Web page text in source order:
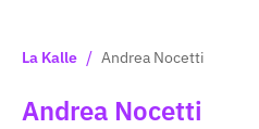
La Kalle / Andrea Nocetti
Andrea Nocetti